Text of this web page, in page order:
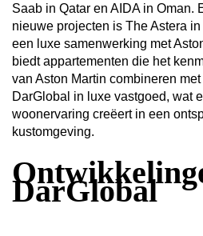
Saab in Qatar en AIDA in Oman.
nieuwe projecten is The Astera
een luxe samenwerking met
biedt appartementen die het
van Aston Martin combineren
DarGlobal in luxe vastgoed, wat
woonervaring creëert in een
kustomgeving.
DarGlobal